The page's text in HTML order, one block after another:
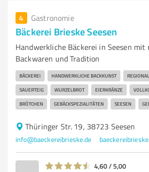
4 Gastronomie
Bäckerei Brieske Seesen
Handwerkliche Bäckerei in Seesen mit
Backwaren und Tradition
BÄCKEREI HANDWERKLICHE BACKKUNST
SAUERTEIG WURZELBROT EIERKRÄNZE
BRÖTCHEN GEBÄCKSPEZIALITÄTEN SEESEN
Thüringer Str. 19, 38723 Seesen
info@baeckereibrieske.de
4,60 / 5,00